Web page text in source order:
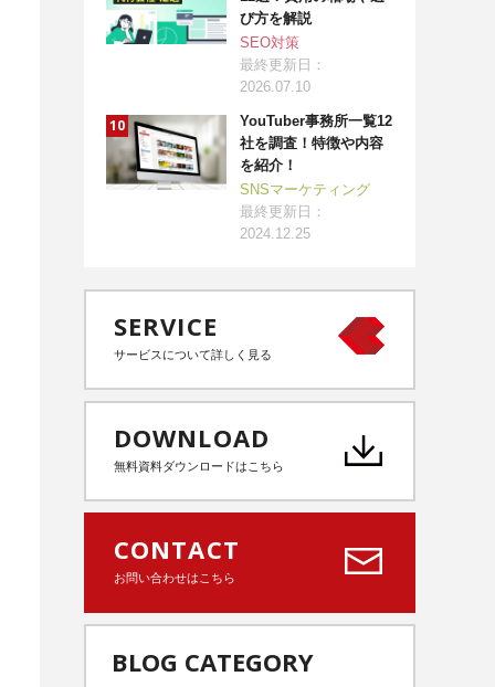
び方を解説
SEO対策
最終更新日：
2026.07.10
YouTuber事務所一覧12
社を調査！特徴や内容
を紹介！
SNSマーケティング
最終更新日：
2024.12.25
SERVICE
サービスについて詳しく見る
DOWNLOAD
無料資料ダウンロードはこちら
CONTACT
お問い合わせはこちら
BLOG CATEGORY